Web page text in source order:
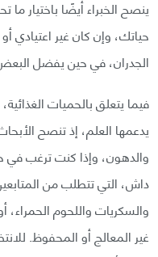
ينصح الخبراء أيضًا باختيار
حياتك، وإن كان غير
الجدران، في حين يفضل
فيما يتعلق بالحميات
يدعمها العلم، إذ تنصح
والدهون، وإذا كنت ترغب في
داش، التي تتطلب من
والسكريات واللحوم
غير المعالج أو المحفوظ.